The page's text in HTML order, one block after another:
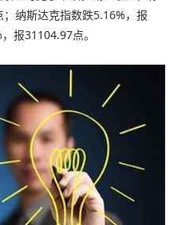
纳斯达克指数跌5.16%，报
报31104.97点。